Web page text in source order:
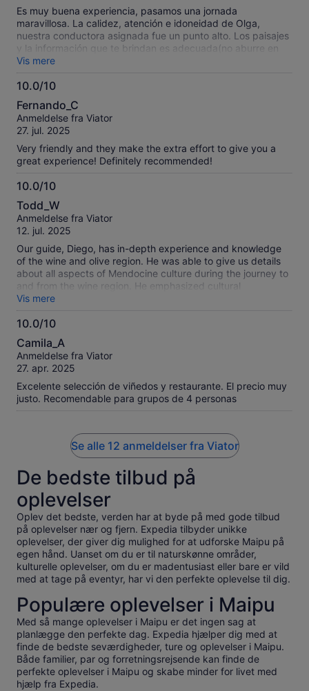
Es muy buena experiencia, pasamos una jornada
maravillosa. La calidez, atención e idoneidad de Olga,
nuestra conductora asignada fue un punto alto. Los paisajes
y la información que te brindan es adecuada(no aburre en
ningún momento) y las degustaciones son muy generosas
Vis mere
10.0/10
10.0
ud
af
Fernando_C
Anmeldelse fra Viator
27. jul. 2025
Very friendly and they make the extra effort to give you a
great experience! Definitely recommended!
10.0/10
10.0
ud
af
Todd_W
Anmeldelse fra Viator
12. jul. 2025
Our guide, Diego, has in-depth experience and knowledge
of the wine and olive region. He was able to give us details
about all aspects of Mendocine culture during the journey to
and from the wine region. He emphasized cultural
characteristics that only a conscientious and experienced
guide can provide. The wine tours were designed in such
way that one felt fully immersed and catered to. The settings
relaxation. We highly recommend and would repeat this
experience.
Vis mere
10.0/10
10.0
ud
af
Camila_A
Anmeldelse fra Viator
27. apr. 2025
Excelente selección de viñedos y restaurante. El precio muy
justo. Recomendable para grupos de 4 personas
Se alle 12 anmeldelser fra Viator
De bedste tilbud på
oplevelser
Oplev det bedste, verden har at byde på med gode tilbud
på oplevelser nær og fjern. Expedia tilbyder unikke
oplevelser, der giver dig mulighed for at udforske Maipu på
egen hånd. Uanset om du er til naturskønne områder,
kulturelle oplevelser, om du er madentusiast eller bare er vild
med at tage på eventyr, har vi den perfekte oplevelse til dig.
Populære oplevelser i Maipu
Med så mange oplevelser i Maipu er det ingen sag at
planlægge den perfekte dag. Expedia hjælper dig med at
finde de bedste seværdigheder, ture og oplevelser i Maipu.
Både familier, par og forretningsrejsende kan finde de
perfekte oplevelser i Maipu og skabe minder for livet med
hjælp fra Expedia.